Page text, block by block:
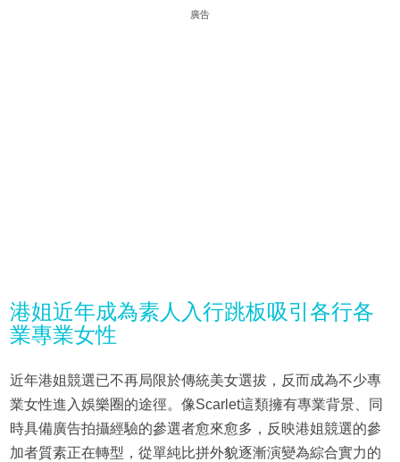
廣告
港姐近年成為素人入行跳板吸引各行各
業專業女性
近年港姐競選已不再局限於傳統美女選拔，反而成為不少專
業女性進入娛樂圈的途徑。像Scarlet這類擁有專業背景、同
時具備廣告拍攝經驗的參選者愈來愈多，反映港姐競選的參
加者質素正在轉型，從單純比拼外貌逐漸演變為綜合實力的